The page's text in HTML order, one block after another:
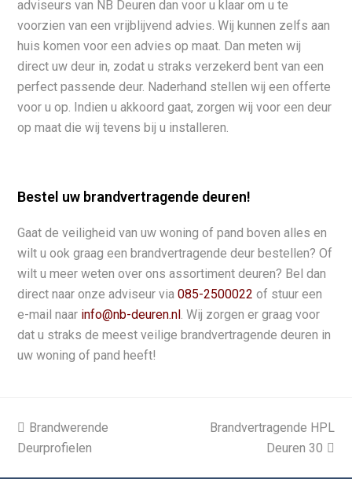
adviseurs van NB Deuren dan voor u klaar om u te
voorzien van een vrijblijvend advies. Wij kunnen zelfs aan
huis komen voor een advies op maat. Dan meten wij
direct uw deur in, zodat u straks verzekerd bent van een
perfect passende deur. Naderhand stellen wij een offerte
voor u op. Indien u akkoord gaat, zorgen wij voor een deur
op maat die wij tevens bij u installeren.
Bestel uw brandvertragende deuren!
Gaat de veiligheid van uw woning of pand boven alles en
wilt u ook graag een brandvertragende deur bestellen? Of
wilt u meer weten over ons assortiment deuren? Bel dan
direct naar onze adviseur via085-2500022 of stuur een
e-mail naar info@nb-deuren.nl. Wij zorgen er graag voor
dat u straks de meest veilige brandvertragende deuren in
uw woning of pand heeft!
previous
post:
Brandwerende
Deurprofielen
next
Brandvertragende HPL
Deuren 30